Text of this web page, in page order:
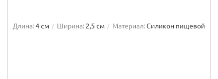
Длина:4 см Ширина: 2,5 см Материал:Силикон пищевой